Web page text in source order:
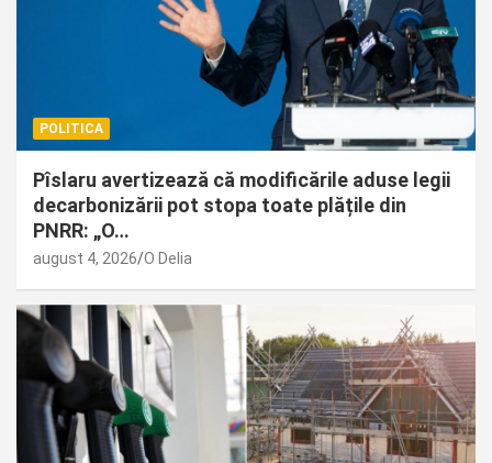
POLITICA
Pîslaru avertizează că modificările aduse legii
decarbonizării pot stopa toate plățile din
PNRR: „O…
august 4, 2026 O Delia